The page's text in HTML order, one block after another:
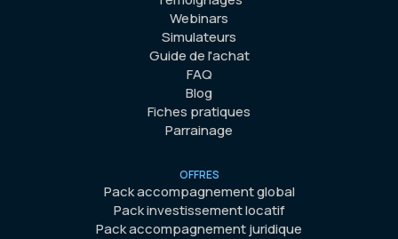
Webinars
Simulateurs
Guide de l'achat
FAQ
Blog
Fiches pratiques
Parrainage
OFFRES
Pack accompagnement global
Pack investissement locatif
Pack accompagnement juridique